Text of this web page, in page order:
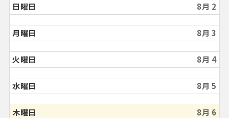
日曜日 8月 2
月曜日 8月 3
火曜日 8月 4
水曜日 8月 5
木曜日 8月 6